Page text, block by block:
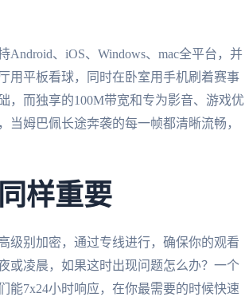
、iOS、Windows、mac全平台，并
用平板看球，同时在卧室用手机刷着赛事
，而独享的100M带宽和专为影音、游戏优
姆巴佩长途奔袭的每一帧都清晰流畅，
样重要
级别加密，通过专线进行，确保你的观看
或凌晨，如果这时出现问题怎么办？一个
能7x24小时响应，在你最需要的时候快速